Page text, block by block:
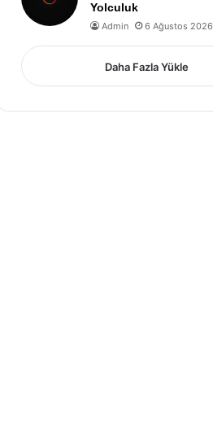
Yolculuk
Admin 6 Ağustos 2026
Daha Fazla Yükle